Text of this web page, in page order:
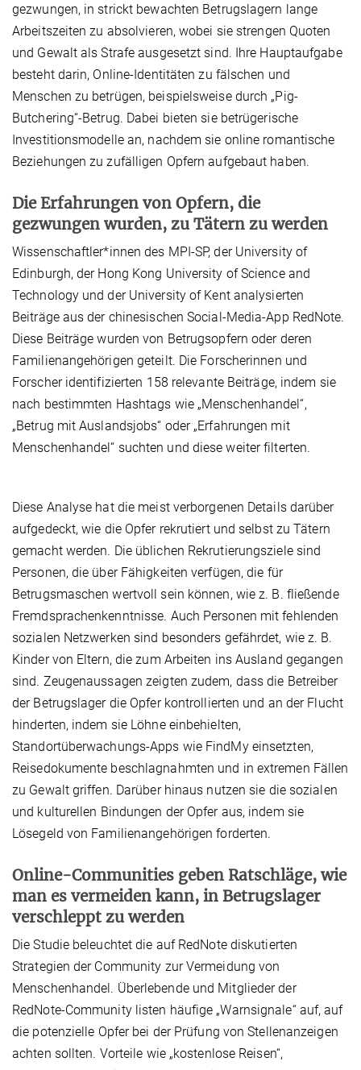
gezwungen, in strickt bewachten Betrugslagern lange
Arbeitszeiten zu absolvieren, wobei sie strengen Quoten
und Gewalt als Strafe ausgesetzt sind. Ihre Hauptaufgabe
besteht darin, Online-Identitäten zu fälschen und
Menschen zu betrügen, beispielsweise durch „Pig-
Butchering“-Betrug. Dabei bieten sie betrügerische
Investitionsmodelle an, nachdem sie online romantische
Beziehungen zu zufälligen Opfern aufgebaut haben.
Die Erfahrungen von Opfern, die
gezwungen wurden, zu Tätern zu werden
Wissenschaftler*innen des MPI-SP, der University of
Edinburgh, der Hong Kong University of Science and
Technology und der University of Kent analysierten
Beiträge aus der chinesischen Social-Media-App RedNote.
Diese Beiträge wurden von Betrugsopfern oder deren
Familienangehörigen geteilt. Die Forscherinnen und
Forscher identifizierten 158 relevante Beiträge, indem sie
nach bestimmten Hashtags wie „Menschenhandel“,
„Betrug mit Auslandsjobs“ oder „Erfahrungen mit
Menschenhandel“ suchten und diese weiter filterten.
Diese Analyse hat die meist verborgenen Details darüber
aufgedeckt, wie die Opfer rekrutiert und selbst zu Tätern
gemacht werden. Die üblichen Rekrutierungsziele sind
Personen, die über Fähigkeiten verfügen, die für
Betrugsmaschen wertvoll sein können, wie z. B. fließende
Fremdsprachenkenntnisse. Auch Personen mit fehlenden
sozialen Netzwerken sind besonders gefährdet, wie z. B.
Kinder von Eltern, die zum Arbeiten ins Ausland gegangen
sind. Zeugenaussagen zeigten zudem, dass die Betreiber
der Betrugslager die Opfer kontrollierten und an der Flucht
hinderten, indem sie Löhne einbehielten,
Standortüberwachungs-Apps wie FindMy einsetzten,
Reisedokumente beschlagnahmten und in extremen Fällen
zu Gewalt griffen. Darüber hinaus nutzen sie die sozialen
und kulturellen Bindungen der Opfer aus, indem sie
Lösegeld von Familienangehörigen forderten.
Online-Communities geben Ratschläge, wie
man es vermeiden kann, in Betrugslager
verschleppt zu werden
Die Studie beleuchtet die auf RedNote diskutierten
Strategien der Community zur Vermeidung von
Menschenhandel. Überlebende und Mitglieder der
RedNote-Community listen häufige „Warnsignale“ auf, auf
die potenzielle Opfer bei der Prüfung von Stellenanzeigen
achten sollten. Vorteile wie „kostenlose Reisen“,